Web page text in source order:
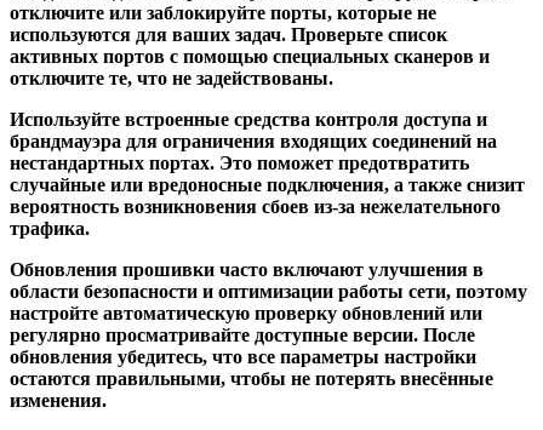
отключите или заблокируйте порты, которые не
используются для ваших задач. Проверьте список
активных портов с помощью специальных сканеров и
отключите те, что не задействованы.
Используйте встроенные средства контроля доступа и
брандмауэра для ограничения входящих соединений на
нестандартных портах. Это поможет предотвратить
случайные или вредоносные подключения, а также снизит
вероятность возникновения сбоев из-за нежелательного
трафика.
Обновления прошивки часто включают улучшения в
области безопасности и оптимизации работы сети, поэтому
настройте автоматическую проверку обновлений или
регулярно просматривайте доступные версии. После
обновления убедитесь, что все параметры настройки
остаются правильными, чтобы не потерять внесённые
изменения.